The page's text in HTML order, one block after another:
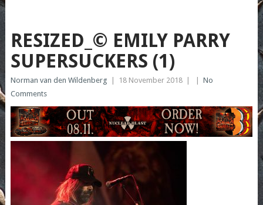
RESIZED_© EMILY PARRY
SUPERSUCKERS (1)
Norman van den Wildenberg 18 November 2018
No
Comments